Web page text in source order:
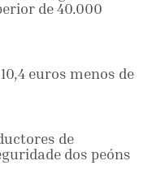
de 40.000
euros menos de
de
dos peóns